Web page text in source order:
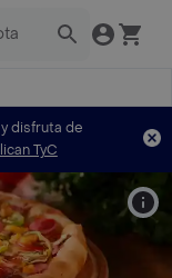
y disfruta de
TyC